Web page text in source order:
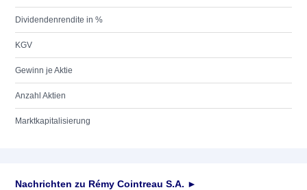
Dividendenrendite in %
KGV
Gewinn je Aktie
Anzahl Aktien
Marktkapitalisierung
Nachrichten zu Rémy Cointreau S.A. ►